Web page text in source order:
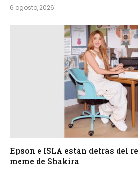
6 agosto, 2026
Epson e ISLA están detrás del
meme de Shakira